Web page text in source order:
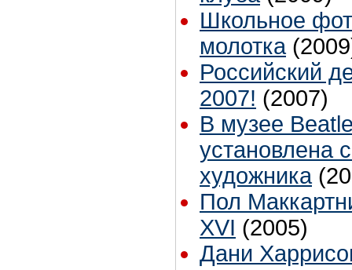
Школьное
молотка
Российский
2007! (2007)
В музее
установлена
художника
Пол
XVI (2005)
Дани